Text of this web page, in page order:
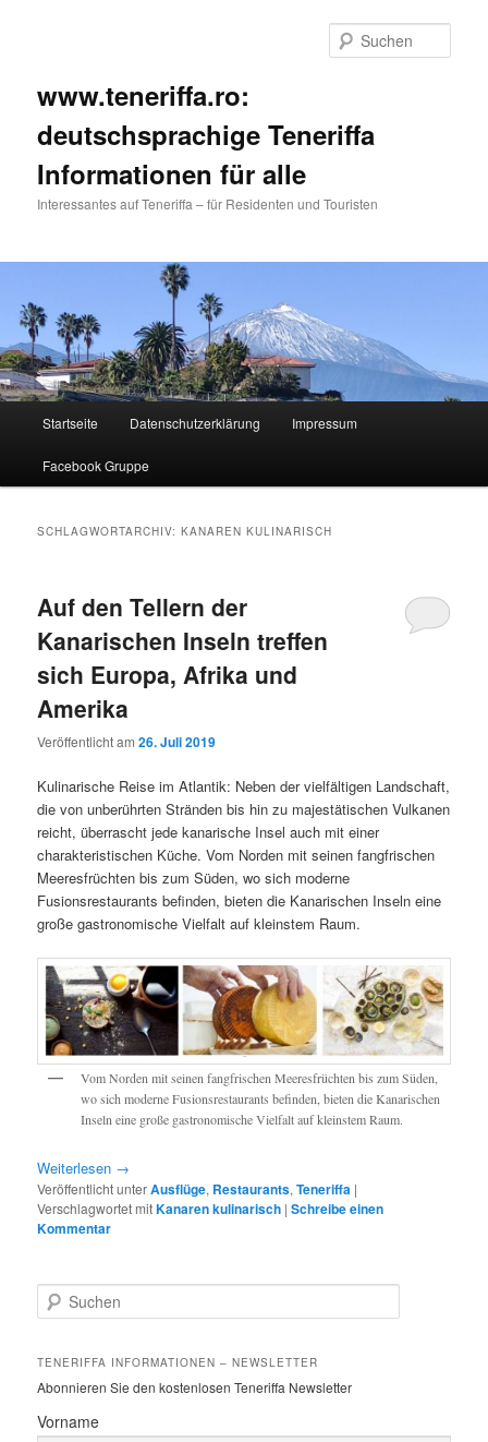
www.teneriffa.ro:
deutschsprachige Teneriffa
Informationen für alle
Interessantes auf Teneriffa – für Residenten und Touristen
Zum
primären
Zum
sekundären
Startseite Datenschutzerklärung Impressum
Facebook Gruppe
SCHLAGWORTARCHIV:KANAREN KULINARISCH
Auf den Tellern der
Kanarischen Inseln treffen
sich Europa, Afrika und
Amerika
Veröffentlicht am26. Juli 2019
Kulinarische Reise im Atlantik: Neben der vielfältigen Landschaft,
die von unberührten Stränden bis hin zu majestätischen Vulkanen
reicht, überrascht jede kanarische Insel auch mit einer
charakteristischen Küche. Vom Norden mit seinen fangfrischen
Meeresfrüchten bis zum Süden, wo sich moderne
Fusionsrestaurants befinden, bieten die Kanarischen Inseln eine
große gastronomische Vielfalt auf kleinstem Raum.
Vom Norden mit seinen fangfrischen Meeresfrüchten bis zum Süden,
wo sich moderne Fusionsrestaurants befinden, bieten die Kanarischen
Inseln eine große gastronomische Vielfalt auf kleinstem Raum.
Weiterlesen →
Veröffentlicht unterAusflüge, Restaurants,Teneriffa |
Verschlagwortet mitKanaren kulinarisch |Schreibe einen
Kommentar
u
h
n
TENERIFFA INFORMATIONEN – NEWSLETTER
Abonnieren Sie den kostenlosen Teneriffa Newsletter
Vorname